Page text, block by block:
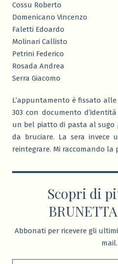
Cossu Roberto
Domenicano Vincenzo
Faletti Edoardo
Molinari Callisto
Petrini Federico
Rosada Andrea
Serra Giacomo
L’appuntamento è fissato
303 con documento
un bel piatto di pasta al sugo
da bruciare. La sera invece
reintegrare. Mi raccomando
Scopri di
Abbonati per ricevere gli
mail.
Digita la tua e-mail...